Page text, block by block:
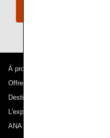
À propos d'ANA
Offres et annonces
Destinations desservies
L'expérience ANA
ANA Mileage Club